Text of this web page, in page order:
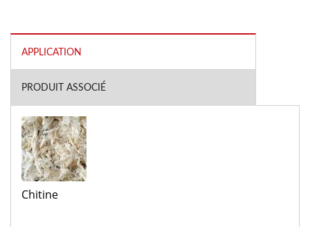
APPLICATION
PRODUIT ASSOCIÉ
Chitine